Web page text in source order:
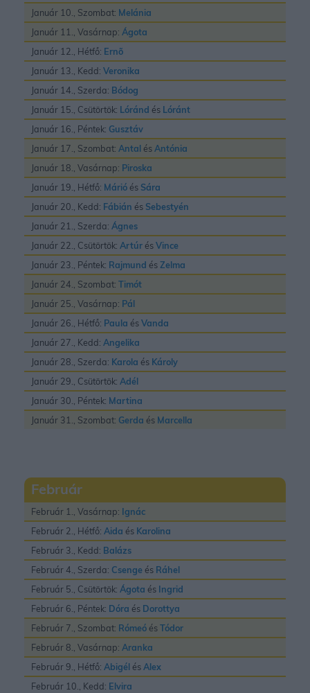
Január 10., Szombat: Melánia
Január 11., Vasárnap: Ágota
Január 12., Hétfő: Ernõ
Január 13., Kedd: Veronika
Január 14., Szerda: Bódog
Január 15., Csütörtök: Lóránd és Lóránt
Január 16., Péntek: Gusztáv
Január 17., Szombat: Antal ésAntónia
Január 18., Vasárnap: Piroska
Január 19., Hétfő: Márió és Sára
Január 20., Kedd: Fábián és Sebestyén
Január 21., Szerda: Ágnes
Január 22., Csütörtök: Artúr ésVince
Január 23., Péntek: Rajmund ésZelma
Január 24., Szombat: Timót
Január 25., Vasárnap: Pál
Január 26., Hétfő: Paula ésVanda
Január 27., Kedd: Angelika
Január 28., Szerda: Karola és Károly
Január 29., Csütörtök: Adél
Január 30., Péntek: Martina
Január 31., Szombat: Gerda és Marcella
Február
Február 1., Vasárnap: Ignác
Február 2., Hétfő: Aida és Karolina
Február 3., Kedd: Balázs
Február 4., Szerda: Csenge és Ráhel
Február 5., Csütörtök: Ágota és Ingrid
Február 6., Péntek: Dóra és Dorottya
Február 7., Szombat: Rómeó ésTódor
Február 8., Vasárnap: Aranka
Február 9., Hétfő: Abigél ésAlex
Február 10., Kedd: Elvira